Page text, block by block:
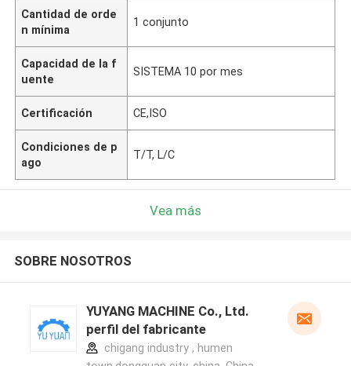
Cantidad de orde
n mínima
1 conjunto
Capacidad de la f
uente
SISTEMA 10 por mes
Certificación CE,ISO
Condiciones de p
ago
T/T, L/C
Vea más
SOBRE NOSOTROS
YUYANG MACHINE Co., Ltd.
perfil del fabricante
chigang industry , humen